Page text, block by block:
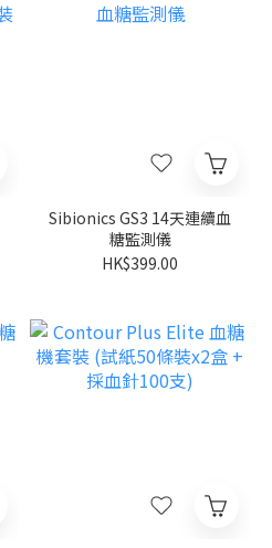
Sibionics GS3 14天連續血
糖監測儀
HK$399.00